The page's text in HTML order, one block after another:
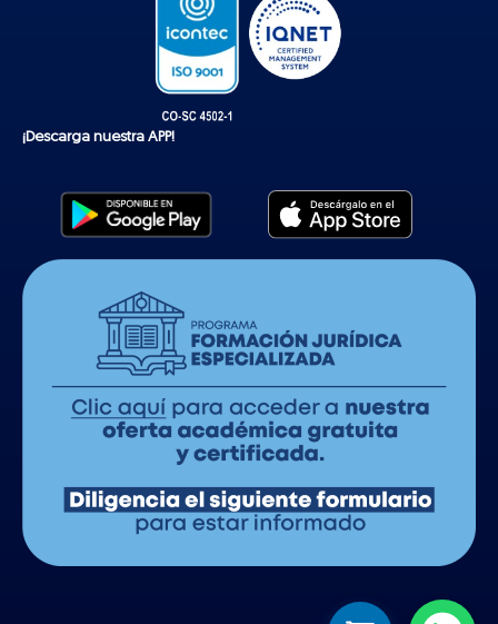
¡Descarga nuestra APP!